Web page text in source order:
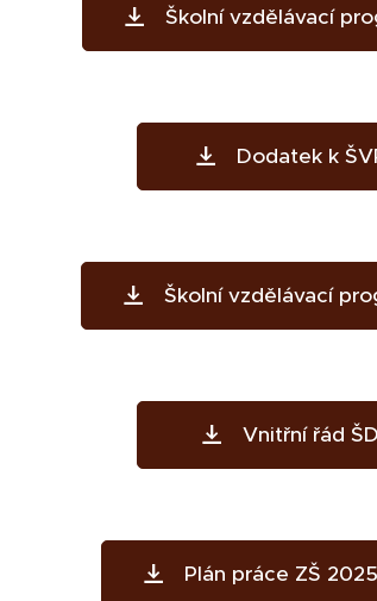
Školní vzdělávací
Dodatek k
Školní vzdělávací
Vnitřní řád ŠD
Plán práce ZŠ